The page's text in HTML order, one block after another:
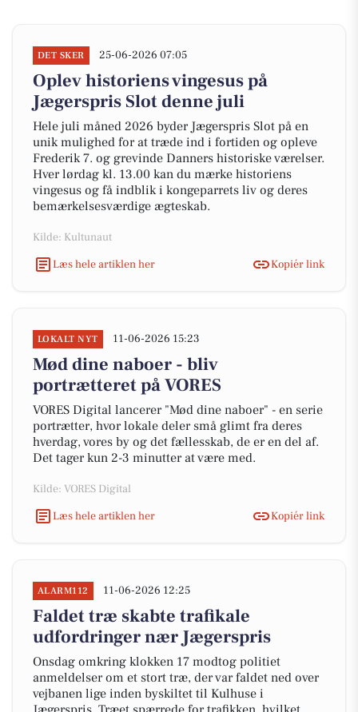
DET SKER 25-06-2026 07:05
Oplev historiens vingesus på
Jægerspris Slot denne juli
Hele juli måned 2026 byder Jægerspris Slot på en
unik mulighed for at træde ind i fortiden og opleve
Frederik 7. og grevinde Danners historiske værelser.
Hver lørdag kl. 13.00 kan du mærke historiens
vingesus og få indblik i kongeparrets liv og deres
bemærkelsesværdige ægteskab.
Kilde: Kultunaut
Læs hele artiklen her
Kopiér link
LOKALT NYT 11-06-2026 15:23
Mød dine naboer - bliv
portrætteret på VORES
VORES Digital lancerer "Mød dine naboer" - en serie
portrætter, hvor lokale deler små glimt fra deres
hverdag, vores by og det fællesskab, de er en del af.
Det tager kun 2-3 minutter at være med.
Kilde: VORES Digital
Læs hele artiklen her
Kopiér link
ALARM112 11-06-2026 12:25
Faldet træ skabte trafikale
udfordringer nær Jægerspris
Onsdag omkring klokken 17 modtog politiet
anmeldelser om et stort træ, der var faldet ned over
vejbanen lige inden byskiltet til Kulhuse i